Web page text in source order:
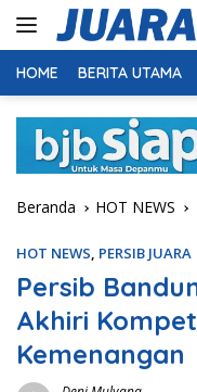
HOME BERITA UTAMA
Beranda HOT NEWS
HOT NEWS, PERSIB JUARA
Persib
Akhiri
Kemenangan